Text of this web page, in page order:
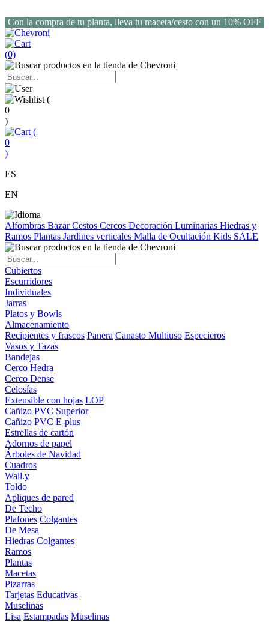
Con la compra de tu planta, lleva tu maceta/cesto con un 10% OFF
(0)
(
0
)
(
0
)
ES
EN
Alfombras BazarCestos Cercos Decoración Luminarias Hiedras y
Ramos Plantas Jardines verticales Malla de Ocultación Kids SALE
Cubiertos
Escurridores
Individuales
Jarras
Platos y Bowls
Almacenamiento
Recipientes y frascos Panera Canasto Multiuso Especieros
Vasos y Tazas
Bandejas
Cerco Hedra
Cerco Dense
Celosías
Extensible con hojas LOP
Cañizo PVC Superior
Cañizo PVC E-plus
Estrellas de cartón
Adornos de papel
Árboles de Navidad
Cuadros
Wall.y
Toldo
Apliques de pared
De Techo
Plafones Colgantes
De Mesa
Hiedras Colgantes
Ramos
Plantas
Macetas
Pizarras
Tarjetas Educativas
Muselinas
Lisa Estampadas Muselinas